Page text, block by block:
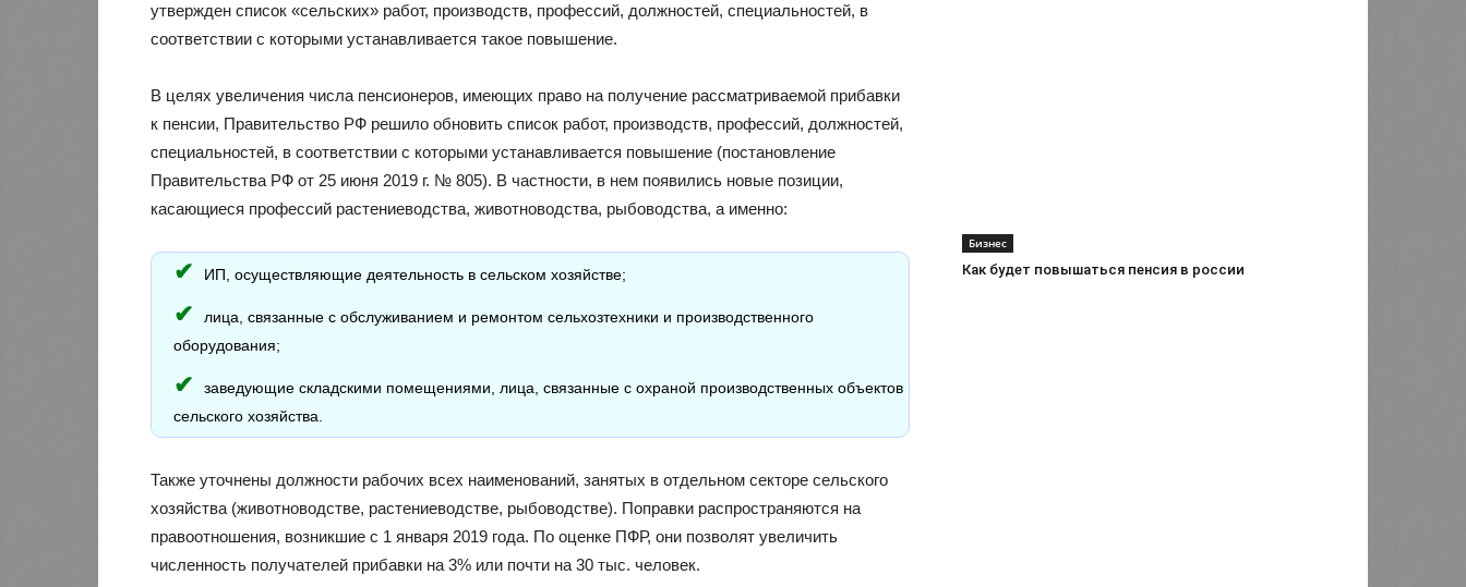
утвержден список «сельских» работ, производств, профессий, должностей, специальностей, в
соответствии с которыми устанавливается такое повышение.
В целях увеличения числа пенсионеров, имеющих право на получение рассматриваемой прибавки
к пенсии, Правительство РФ решило обновить список работ, производств, профессий, должностей,
специальностей, в соответствии с которыми устанавливается повышение (постановление
Правительства РФ от 25 июня 2019 г. № 805). В частности, в нем появились новые позиции,
касающиеся профессий растениеводства, животноводства, рыбоводства, а именно:
ИП, осуществляющие деятельность в сельском хозяйстве;
лица, связанные с обслуживанием и ремонтом сельхозтехники и производственного
оборудования;
заведующие складскими помещениями, лица, связанные с охраной производственных объектов
сельского хозяйства.
Также уточнены должности рабочих всех наименований, занятых в отдельном секторе сельского
хозяйства (животноводстве, растениеводстве, рыбоводстве). Поправки распространяются на
правоотношения, возникшие с 1 января 2019 года. По оценке ПФР, они позволят увеличить
численность получателей прибавки на 3% или почти на 30 тыс. человек.
Бизнес
Как будет повышаться пенсия в россии